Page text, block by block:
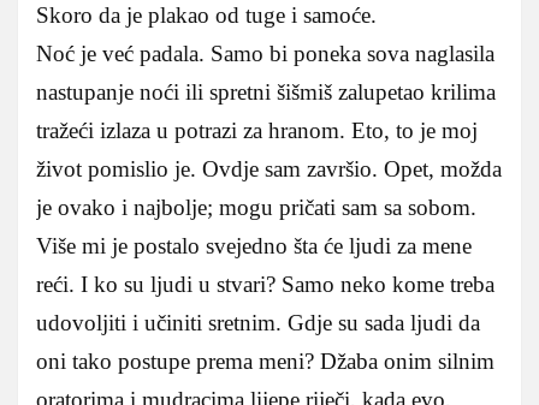
Skoro da je plakao od tuge i samoće.
Noć je već padala. Samo bi poneka sova naglasila
nastupanje noći ili spretni šišmiš zalupetao krilima
tražeći izlaza u potrazi za hranom. Eto, to je moj
život pomislio je. Ovdje sam završio. Opet, možda
je ovako i najbolje; mogu pričati sam sa sobom.
Više mi je postalo svejedno šta će ljudi za mene
reći. I ko su ljudi u stvari? Samo neko kome treba
udovoljiti i učiniti sretnim. Gdje su sada ljudi da
oni tako postupe prema meni? Džaba onim silnim
oratorima i mudracima lijepe riječi, kada evo,